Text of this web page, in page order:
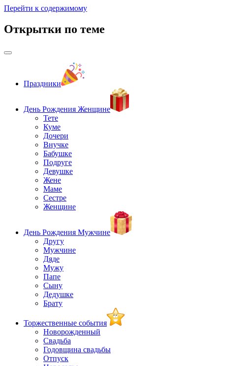
Перейти к содержимому
Открытки по теме
Праздники
День Рождения Женщине
Тете
Куме
Дочери
Внучке
Бабушке
Подруге
Девушке
Жене
Маме
Сестре
Женщине
День Рождения Мужчине
Другу
Мужчине
Дяде
Мужу
Папе
Сыну
Дедушке
Брату
Торжественные события
Новорожденный
Свадьба
Годовщина свадьбы
Отпуск